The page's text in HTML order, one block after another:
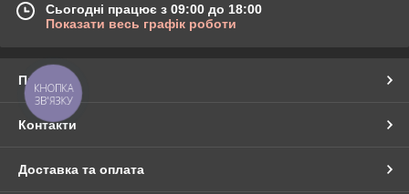
Сьогодні працює з 09:00 до 18:00
Показати весь графік роботи
Про нас
Контакти
Доставка та оплата
КНОПКА
ЗВ'ЯЗКУ